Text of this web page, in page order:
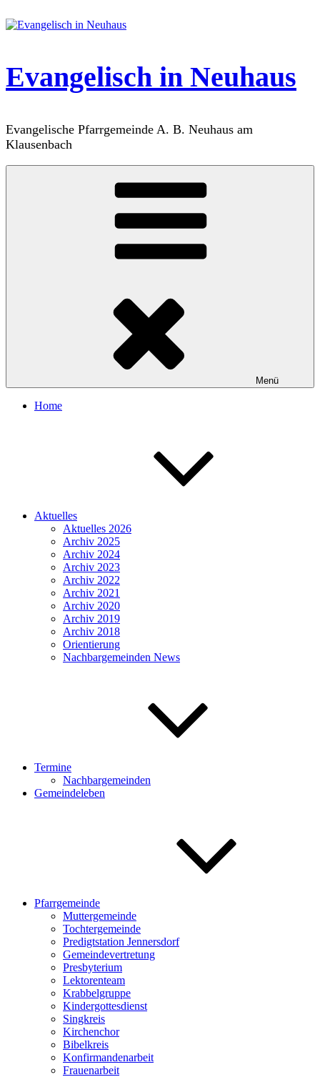
Inhalt
Evangelisch in Neuhaus
Evangelische Pfarrgemeinde A. B. Neuhaus am
Klausenbach
Menü
Home
Aktuelles
Aktuelles 2026
Archiv 2025
Archiv 2024
Archiv 2023
Archiv 2022
Archiv 2021
Archiv 2020
Archiv 2019
Archiv 2018
Orientierung
Nachbargemeinden News
Termine
Nachbargemeinden
Gemeindeleben
Pfarrgemeinde
Muttergemeinde
Tochtergemeinde
Predigtstation Jennersdorf
Gemeindevertretung
Presbyterium
Lektorenteam
Krabbelgruppe
Kindergottesdienst
Singkreis
Kirchenchor
Bibelkreis
Konfirmandenarbeit
Frauenarbeit